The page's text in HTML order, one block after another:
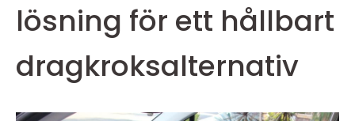
lösning för ett hållbart
dragkroksalternativ